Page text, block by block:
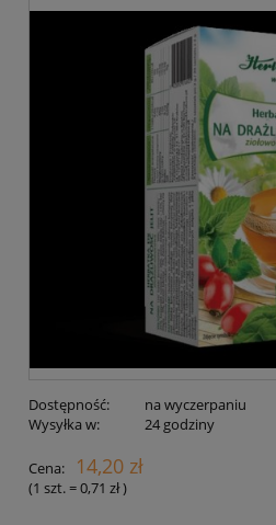
Dostępność:
na wyczerpaniu
Wysyłka w:
24 godziny
Cena: 14,20 zł
(1 szt.=0,71 zł)